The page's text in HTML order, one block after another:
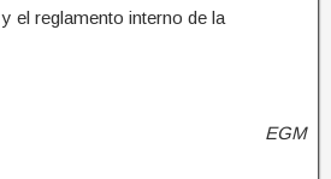
el reglamento interno de la
EGM